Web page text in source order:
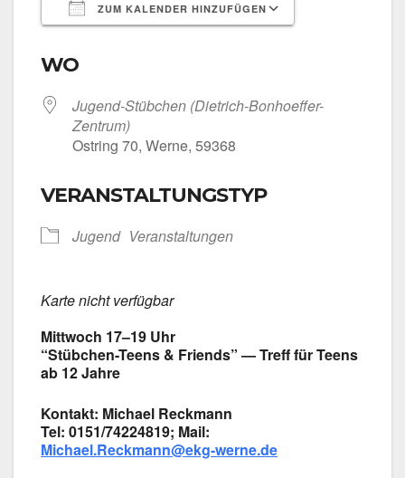
ZUM KALENDER HINZUFÜGEN
WO
Jugend-Stübchen (Dietrich-Bonhoeffer-
Zentrum)
Ost­ring 70, Wer­ne, 59368
VERANSTALTUNGSTYP
Jugend Ver­an­stal­tun­gen
Kar­te nicht ver­füg­bar
Mitt­woch 17–19 Uhr
“Stübchen-Teens & Fri­ends” — Treff für Teens
ab 12 Jah­re
Kon­takt: Micha­el Reck­mann
Tel: 0151/74224819; Mail:
Michael.Reckmann@ekg-werne.de